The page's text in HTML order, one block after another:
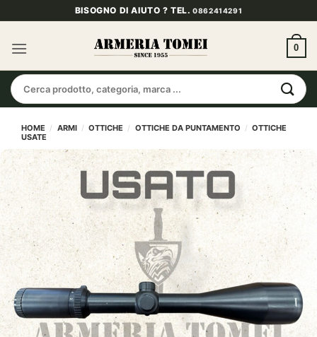
ai
contenuti
BISOGNO DI AIUTO ? TEL.0862414291
0
Cerca:
HOME / ARMI / OTTICHE / OTTICHE DA PUNTAMENTO / OTTICHE
USATE